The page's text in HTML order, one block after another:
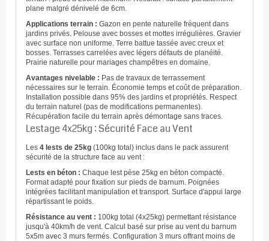
plane malgré dénivelé de 6cm.
Applications terrain : Gazon en pente naturelle fréquent dans
jardins privés. Pelouse avec bosses et mottes irrégulières. Gravier
avec surface non uniforme. Terre battue tassée avec creux et
bosses. Terrasses carrelées avec légers défauts de planéité.
Prairie naturelle pour mariages champêtres en domaine.
Avantages nivelable : Pas de travaux de terrassement
nécessaires sur le terrain. Économie temps et coût de préparation.
Installation possible dans 95% des jardins et propriétés. Respect
du terrain naturel (pas de modifications permanentes).
Récupération facile du terrain après démontage sans traces.
Lestage 4x25kg : Sécurité Face au Vent
Les 4 lests de 25kg (100kg total) inclus dans le pack assurent
sécurité de la structure face au vent :
Lests en béton : Chaque lest pèse 25kg en béton compacté.
Format adapté pour fixation sur pieds de barnum. Poignées
intégrées facilitant manipulation et transport. Surface d'appui large
répartissant le poids.
Résistance au vent : 100kg total (4x25kg) permettant résistance
jusqu'à 40km/h de vent. Calcul basé sur prise au vent du barnum
5x5m avec 3 murs fermés. Configuration 3 murs offrant moins de